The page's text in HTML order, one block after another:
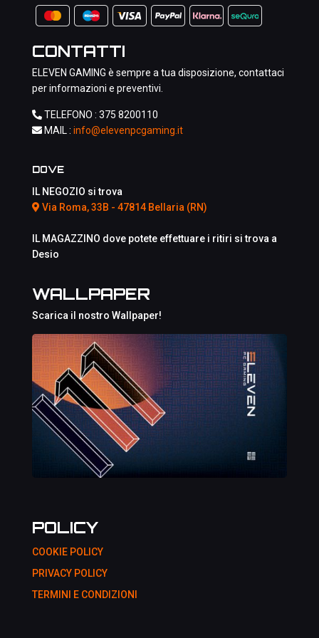
CONTATTI
ELEVEN GAMING è sempre a tua disposizione, contattaci
per informazioni e preventivi.
TELEFONO : 375 8200110
MAIL : info@elevenpcgaming.it
DOVE
IL NEGOZIO si trova
Via Roma, 33B - 47814 Bellaria (RN)
IL MAGAZZINO dove potete effettuare i ritiri si trova a
Desio
WALLPAPER
Scarica il nostro Wallpaper!
POLICY
COOKIE POLICY
PRIVACY POLICY
TERMINI E CONDIZIONI